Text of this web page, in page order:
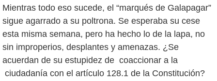
Mientras todo eso sucede, el “marqués de Galapagar”
sigue agarrado a su poltrona. Se esperaba su cese
esta misma semana, pero ha hecho lo de la lapa, no
sin improperios, desplantes y amenazas. ¿Se
acuerdan de su estupidez de coaccionar a la
ciudadanía con el artículo 128.1 de la Constitución?